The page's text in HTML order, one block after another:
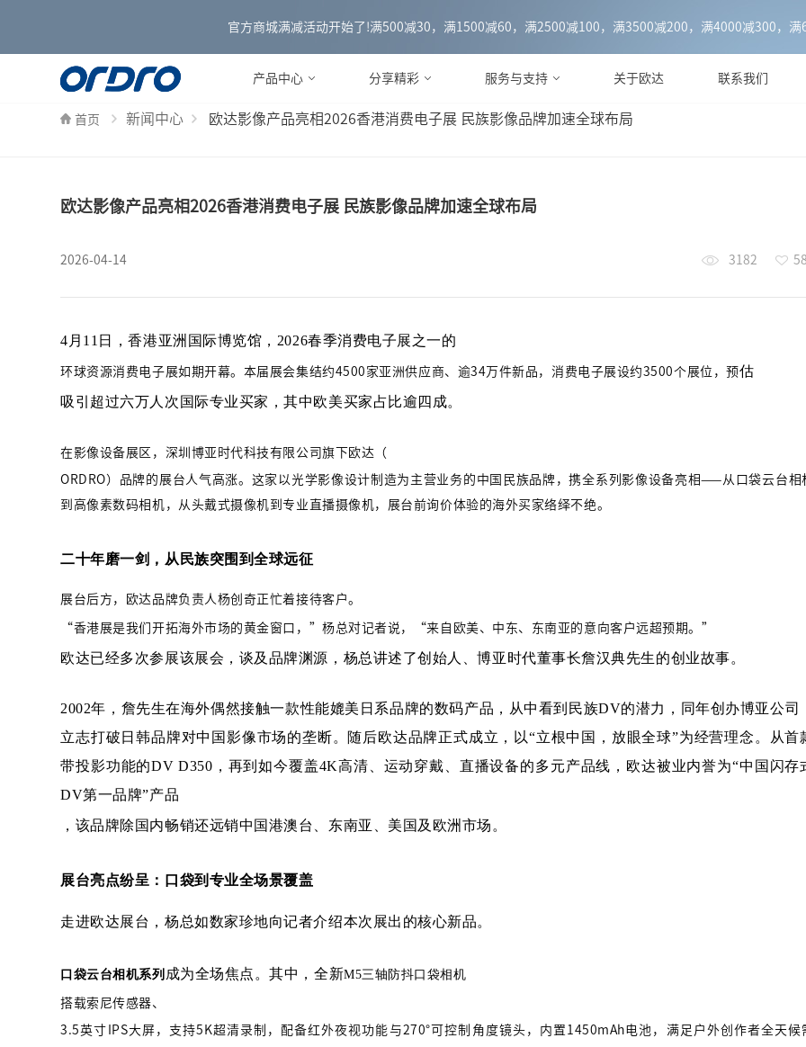
官方商城满减活动开始了!满500减30，满1500减60，满2500减100，满3500减200，满4000减300，满
产品中心 分享精彩 服务与支持 关于欧达 联系我们
首页 新闻中心 欧达影像产品亮相2026香港消费电子展 民族影像品牌加速全球布局
欧达影像产品亮相2026香港消费电子展 民族影像品牌加速全球布局
2026-04-14 3182
4月11日，香港亚洲国际博览馆，2026春季消费电子展之一的
环球资源消费电子展如期开幕。本届展会集结约4500家亚洲供应商、逾34万件新品，消费电子展设约3500个展位，预估
吸引超过六万人次国际专业买家，其中欧美买家占比逾四成。
在影像设备展区，深圳博亚时代科技有限公司旗下欧达（
ORDRO）品牌的展台人气高涨。这家以光学影像设计制造为主营业务的中国民族品牌，携全系列影像设备亮相——从口袋云台相
到高像素数码相机，从头戴式摄像机到专业直播摄像机，展台前询价体验的海外买家络绎不绝。
二十年磨一剑，从民族突围到全球远征
展台后方，欧达品牌负责人杨创奇正忙着接待客户。
“香港展是我们开拓海外市场的黄金窗口，”杨总对记者说，“来自欧美、中东、东南亚的意向客户远超预期。”
欧达已经多次参展该展会，谈及品牌渊源，杨总讲述了创始人、博亚时代董事长詹汉典先生的创业故事。
2002年，詹先生在海外偶然接触一款性能媲美日系品牌的数码产品，从中看到民族DV的潜力，同年创办博亚公司
立志打破日韩品牌对中国影像市场的垄断。随后欧达品牌正式成立，以“立根中国，放眼全球”为经营理念。从首
带投影功能的DV D350，再到如今覆盖4K高清、运动穿戴、直播设备的多元产品线，欧达被业内誉为“中国闪存
DV第一品牌”产品
， 该品牌除国内畅销还远销中国港澳台、东南亚、美国及欧洲市场。
展台亮点纷呈：口袋到专业全场景覆盖
走进欧达展台，杨总如数家珍地向记者介绍本次展出的核心新品。
口袋云台相机系列 成为全场焦点。其中，全新M5三轴防抖口袋相机
搭载索尼传感器、
3.5英寸IPS大屏，支持5K超清录制，配备红外夜视功能与270°可控制角度镜头，内置1450mAh电池，满足户外创作者全天候